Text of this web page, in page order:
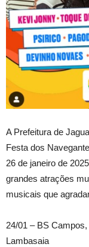
A Prefeitura de
Festa dos
26 de janeiro de
grandes atrações
musicais que
24/01 – BS
Lambasaia